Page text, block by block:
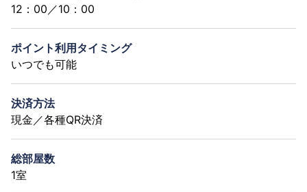
12：00／10：00
ポイント利用タイミング
いつでも可能
決済方法
現金／各種QR決済
総部屋数
1室